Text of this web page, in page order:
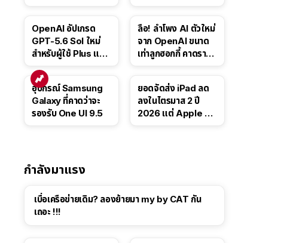
สาธารณะ
OpenAI อัปเกรด
GPT-5.6 Sol ใหม่
สำหรับผู้ใช้ Plus และ
5.6 Luna ให้ผู้ใช้ฟรี
ลือ! ลำโพง AI ตัวใหม่
จาก OpenAI ขนาด
เท่าลูกฮอกกี้ คาดราคา
อุปกรณ์ Samsung
Galaxy ที่คาดว่าจะ
รองรับ One UI 9.5
ยอดจัดส่ง iPad ลด
ลงในไตรมาส 2 ปี
2026 แต่ Apple ยัง
กำลังมาแรง
เบื่อเครือข่ายเดิม? ลองย้ายมา my by CAT กัน
เถอะ !!!